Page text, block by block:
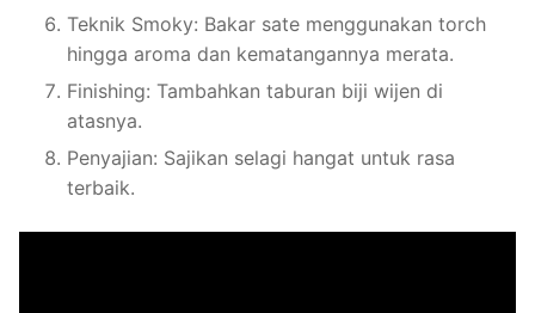
Teknik Smoky: Bakar sate menggunakan torch
hingga aroma dan kematangannya merata.
Finishing: Tambahkan taburan biji wijen di
atasnya.
Penyajian: Sajikan selagi hangat untuk rasa
terbaik.